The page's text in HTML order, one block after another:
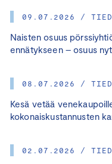
09.07.2026 /
Naisten osuus
ennätykseen – osuus
08.07.2026 /
Kesä vetää
kokonaiskustannusten
02.07.2026 /